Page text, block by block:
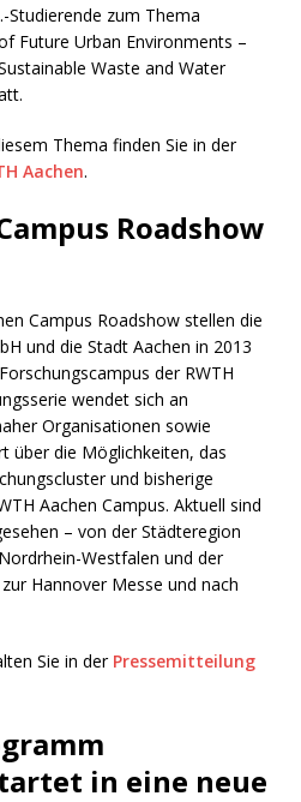
Studierende zum Thema
Future Urban Environments –
Waste and Water
Thema finden Sie in der
Aachen.
Roadshow
Campus Roadshow stellen die
und die Stadt Aachen in 2013
der RWTH
wendet sich an
Organisationen sowie
über die Möglichkeiten, das
und bisherige
Aachen Campus. Aktuell sind
– von der Städteregion
Westfalen und der
Hannover Messe und nach
Sie in der Pressemitteilung
in eine neue